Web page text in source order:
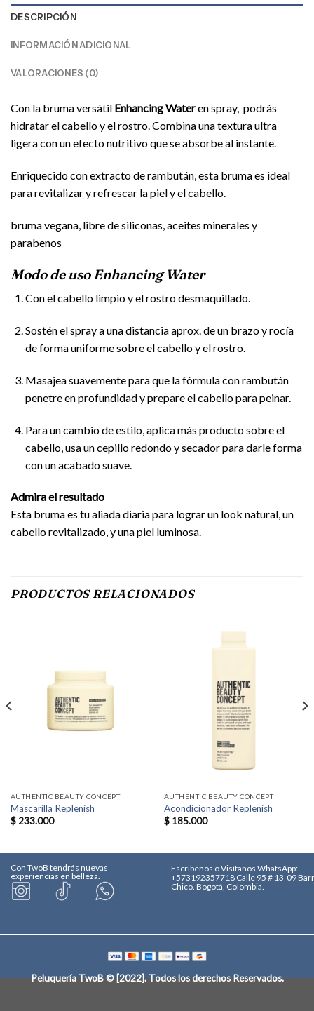
DESCRIPCIÓN
INFORMACIÓN ADICIONAL
VALORACIONES (0)
Con la bruma versátil Enhancing Wateren spray, podrás
hidratar el cabello y el rostro. Combina una textura ultra
ligera con un efecto nutritivo que se absorbe al instante.
Enriquecido con extracto de rambután, esta bruma es ideal
para revitalizar y refrescar la piel y el cabello.
bruma vegana, libre de siliconas, aceites minerales y
parabenos
Modo de uso Enhancing Water
Con el cabello limpio y el rostro desmaquillado.
Sostén el spray a una distancia aprox. de un brazo y rocía
de forma uniforme sobre el cabello y el rostro.
Masajea suavemente para que la fórmula con rambután
penetre en profundidad y prepare el cabello para peinar.
Para un cambio de estilo, aplica más producto sobre el
cabello, usa un cepillo redondo y secador para darle forma
con un acabado suave.
Admira el resultado
Esta bruma es tu aliada diaria para lograr un look natural, un
cabello revitalizado, y una piel luminosa.
PRODUCTOS RELACIONADOS
AUTHENTIC BEAUTY CONCEPT
Mascarilla Replenish
$233.000
AUTHENTIC BEAUTY CONCEPT
Acondicionador Replenish
$185.000
Con TwoB tendrás nuevas
experiencias en belleza.
Escríbenos o Visítanos WhatsApp:
+573192357718 Calle 95 # 13-09
Chico. Bogotá, Colombia.
Peluquería TwoB © [2022]. Todos los derechos Reservados.